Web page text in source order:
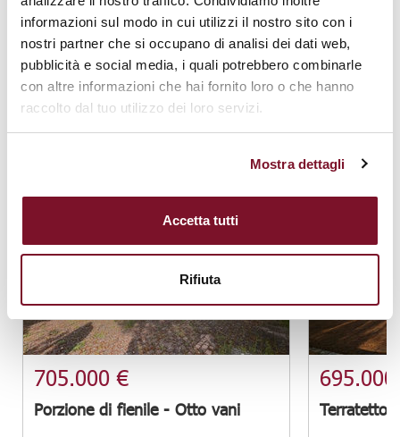
informazioni sul modo in cui utilizzi il nostro sito con i
nostri partner che si occupano di analisi dei dati web,
pubblicità e social media, i quali potrebbero combinarle
con altre informazioni che hai fornito loro o che hanno
raccolto dal tuo utilizzo dei loro servizi.
Mostra dettagli
Accetta tutti
Rifiuta
705.000 €
Porzione di fienile - Otto vani Terratetto